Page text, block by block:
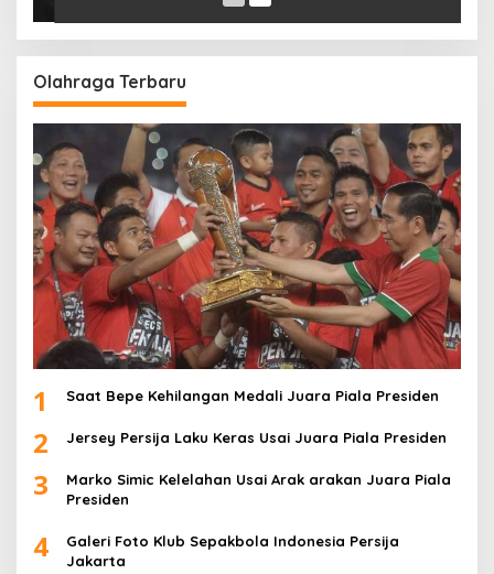
Olahraga Terbaru
1 Saat Bepe Kehilangan Medali Juara Piala Presiden
2 Jersey Persija Laku Keras Usai Juara Piala Presiden
3
Marko Simic Kelelahan Usai Arak arakan Juara Piala
Presiden
4
Galeri Foto Klub Sepakbola Indonesia Persija
Jakarta